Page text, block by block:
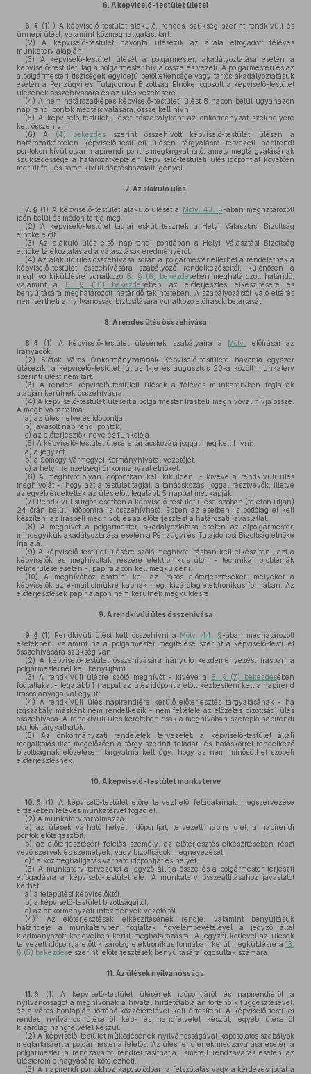
6. A képviselő-testület ülései
6. § (1) ) A képviselő-testület alakuló, rendes, szükség szerint rendkívüli és
ünnepi ülést, valamint közmeghallgatást tart.
(2) A képviselő-testület havonta ülésezik az általa elfogadott féléves
munkaterv alapján.
(3) A képviselő-testület ülését a polgármester, akadályoztatása esetén a
képviselő-testületi tag alpolgármester hívja össze és vezeti. A polgármesteri és az
alpolgármesteri tisztségek egyidejű betöltetlensége vagy tartós akadályoztatásuk
esetén a Pénzügyi és Tulajdonosi Bizottság Elnöke jogosult a képviselő-testület
ülésének összehívására és az ülés vezetésére.
(4) A nem határozatképes képviselő-testületi ülést 8 napon belül ugyanazon
napirendi pontok megtárgyalására, össze kell hívni.
(5) A képviselő-testület ülését főszabályként az önkormányzat székhelyére
kell összehívni.
(6) A (4) bekezdés szerint összehívott képviselő-testületi ülésen a
határozatképtelen képviselő-testületi ülésen tárgyalásra tervezett napirendi
pontokon kívül olyan napirendi pont is megtárgyalható, amely megtárgyalásának
szükségessége a határozatképtelen képviselő-testületi ülés időpontját követően
merült fel, és soron kívüli döntéshozatalt igényel.
7. Az alakuló ülés
7. § (1) A képviselő-testület alakuló ülését a Mötv. 43. §-ában meghatározott
időn belül és módon tartja meg.
(2) A képviselő-testület tagjai esküt tesznek a Helyi Választási Bizottság
elnöke előtt.
(3) Az alakuló ülés első napirendi pontjában a Helyi Választási Bizottság
elnöke tájékoztatás ad a választások eredményéről.
(4) Az alakuló ülés összehívása során a polgármester eltérhet a rendeletnek a
képviselő-testület összehívására szabályozó rendelkezéseitől, különösen a
meghívó kiküldésre vonatkozó 8. § (6) bekezdésében meghatározott határidő,
valamint a 8. § (10) bekezdésében az előterjesztés elkészítésére és
benyújtására meghatározott határidő tekintetében. A szabályozástól való eltérés
nem sértheti a nyilvánosság biztosítására vonatkozó előírások betartását.
8. A rendes ülés összehívása
8. § (1) A képviselő-testület ülésének szabályaira a Mötv.
előírásai az
irányadók.
(2) Siófok Város Önkormányzatának Képviselő-testülete havonta egyszer
ülésezik, a képviselő-testület július 1-je és augusztus 20-a között munkaterv
szerinti ülést nem tart.
(3) A rendes képviselő-testületi ülések a féléves munkatervben foglaltak
alapján kerülnek összehívásra.
(4) A képviselő-testület üléseit a polgármester írásbeli meghívóval hívja össze.
A meghívó tartalma:
a) az ülés helye és időpontja,
b) javasolt napirendi pontok,
c) az előterjesztők neve és funkciója.
(5) A képviselő-testület ülésére tanácskozási joggal meg kell hívni:
a) a jegyzőt,
b) a Somogy Vármegyei Kormányhivatal vezetőjét,
c) a helyi nemzetiségi önkormányzat elnökét.
(6) A meghívót olyan időpontban kell kiküldeni - kivéve a rendkívüli ülés
meghívóját -, hogy azt a testület tagjai, a tanácskozási joggal résztvevők, illetve
az egyéb érdekeltek az ülés előtt legalább 5 nappal megkapják.
(7) Rendkívül sürgős esetben a képviselő-testület ülése szóban (telefon útján)
24 órán belüli időpontra is összehívható. Ebben az esetben is pótlólag el kell
készíteni az írásbeli meghívót, és az előterjesztést a határozati javaslattal.
(8) A meghívót a polgármester, akadályoztatása esetén az alpolgármester,
mindegyikük akadályoztatása esetén a Pénzügyi és Tulajdonosi Bizottság elnöke
írja alá.
(9) A képviselő-testület ülésére szóló meghívót írásban kell elkészíteni, azt a
képviselők és meghívottak részére elektronikus úton - technikai problémák
felmerülése esetén -, papíralapon kell megküldeni.
(10) A meghívóhoz csatolni kell az írásos előterjesztéseket, melyeket a
képviselők az e-mail címükre kapnak meg, kizárólag elektronikus formában. Az
előterjesztések papír alapon nem kerülnek megküldésre.
9. A rendkívüli ülés összehívása
9. § (1) Rendkívüli ülést kell összehívni a Mötv. 44. §-ában meghatározott
esetekben, valamint ha a polgármester megítélése szerint a képviselő-testület
összehívására szükség van.
(2) A képviselő-testület összehívására irányuló kezdeményezést írásban a
polgármesternél kell benyújtani.
(3) A rendkívüli ülésre szóló meghívót - kivéve a 8. § (7) bekezdésében
foglaltakat - legalább 1 nappal az ülés időpontja előtt kézbesíteni kell a napirend
írásos anyagaival együtt.
(4) A rendkívüli ülés napirendjére kerülő előterjesztés tárgyalásának - ha
jogszabály másként nem rendelkezik - nem feltétele az előzetes bizottsági ülés
összehívása. A rendkívüli ülés keretében csak a meghívóban szereplő napirendi
pontok tárgyalhatók.
(5) Az önkormányzati rendeletek tervezetét, a képviselő-testület általi
megalkotásukat megelőzően a tárgy szerinti feladat- és hatáskörrel rendelkező
bizottságnak előzetesen tárgyalnia kell úgy, hogy az nem minősülhet szóbeli
előterjesztésnek.
10. A képviselő-testület munkaterve
10. § (1)
A képviselő-testület előre tervezhető feladatainak megszervezése
érdekében féléves munkatervet fogad el.
(2) A munkaterv tartalmazza:
a) az ülések várható helyét, időpontját, tervezett napirendjét, a napirendi
pontok előterjesztőit,
b) az előterjesztésért felelős személy, az előterjesztés elkészítésében részt
vevő szervek és személyek, vagy bizottságok megnevezését,
c)4 a közmeghallgatás várható időpontját és helyét.
(3) A munkaterv-tervezetet a jegyző állítja össze és a polgármester terjeszti
elfogadásra a képviselő-testület elé. A munkaterv összeállításához javaslatot
kérhet:
a) a települési képviselőktől,
b) a képviselő-testület bizottságaitól,
c) az önkormányzati intézmények vezetőitől.
(4)5
Az előterjesztések elkészítésének rendje, valamint benyújtásuk
határideje a munkatervben foglaltak figyelembevételével a jegyző által
kiadmányozott körlevélben kerül meghatározásra. A jegyzői körlevél az ülések
tervezett időpontja előtt kizárólag elektronikus formában kerül megküldésre a 13.
§ (5) bekezdése szerinti előterjesztések benyújtására jogosultak számára.
11. Az ülések nyilvánossága
11. § (1) A képviselő-testület ülésének időpontjáról és napirendjéről a
nyilvánosságot a meghívónak a hivatal hirdetőtábláján történő kifüggesztésével,
és a város honlapján történő közzétételével kell értesíteni. A képviselő-testület
rendes nyilvános üléseiről kép- és hangfelvétel készül, egyéb üléseiről
kizárólag hangfelvétel készül.
(2) A képviselő-testület működésének nyilvánosságával kapcsolatos szabályok
megtartásáért a polgármester a felelős. Az ülés rendjének megzavarása esetén a
polgármester a rendzavarót rendreutasíthatja, ismételt rendzavarás esetén az
ülésterem elhagyására kötelezheti.
(3) A napirendi pontokhoz kapcsolódóan a felszólalás vagy a kérdezés jogát a